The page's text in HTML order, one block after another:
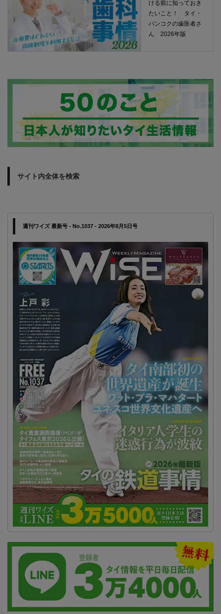
ける前に知っておき
たいこと！ タイ・
バンコクの歯医者さ
ん 2026年版
サイト内全体を検索
週刊ワイズ 最新号 - No.1037 - 2026年8月5日号